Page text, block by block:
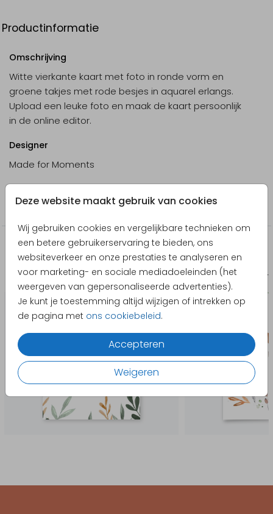
Deze website maakt gebruik van cookies
Wij gebruiken cookies en vergelijkbare technieken om
een betere gebruikerservaring te bieden, ons
websiteverkeer en onze prestaties te analyseren en
voor marketing- en sociale mediadoeleinden (het
weergeven van gepersonaliseerde advertenties).
Je kunt je toestemming altijd wijzigen of intrekken op
de pagina met ons cookiebeleid.
Accepteren
Weigeren
Productinformatie
Omschrijving
Witte vierkante kaart met foto in ronde vorm en
groene takjes met rode besjes in aquarel erlangs.
Upload een leuke foto en maak de kaart persoonlijk
in de online editor.
Designer
Made for Moments
Kerstkaarten
Producten die hierop lijken
Bedankkaart geboorte